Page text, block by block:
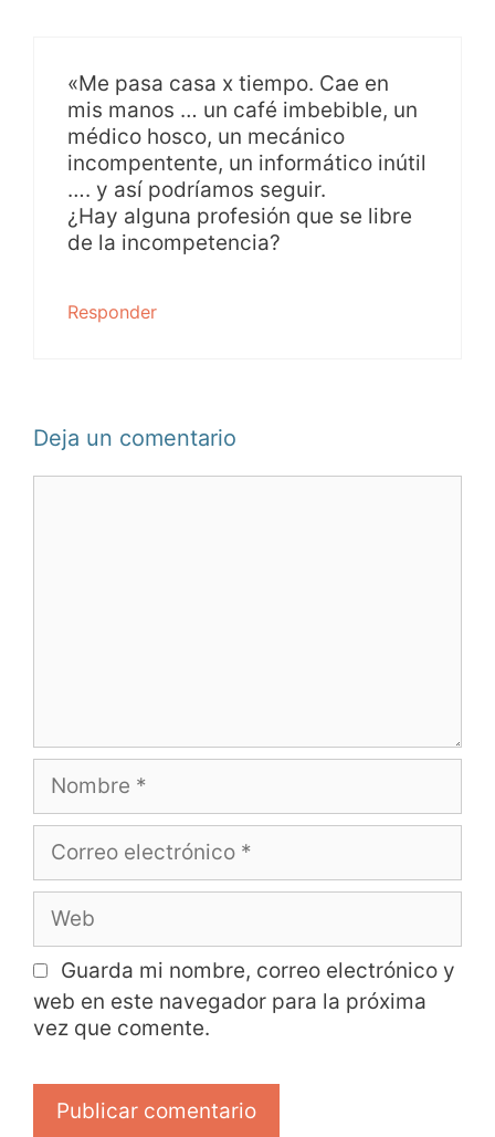
«Me pasa casa x tiempo. Cae en
mis manos … un café imbebible, un
médico hosco, un mecánico
incompentente, un informático inútil
…. y así podríamos seguir.
¿Hay alguna profesión que se libre
de la incompetencia?
Responder
Deja un comentario
Guarda mi nombre, correo electrónico y
web en este navegador para la próxima
vez que comente.